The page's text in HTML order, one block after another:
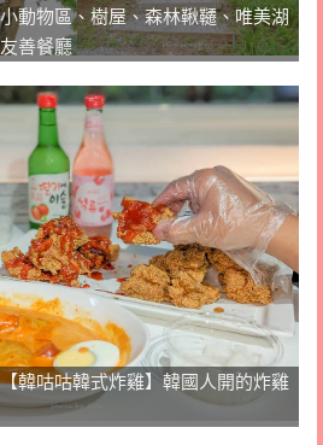
動物區、樹屋、森林鞦韆、唯美湖
善餐廳
韓咕咕韓式炸雞】韓國人開的炸雞